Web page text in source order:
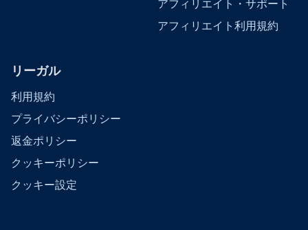
アフィリエイト・サポート
アフィリエイト利用規約
リーガル
利用規約
プライバシーポリシー
返金ポリシー
クッキーポリシー
クッキー設定